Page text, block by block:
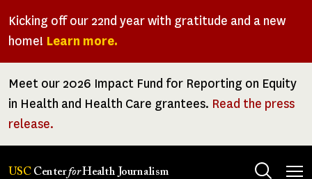
Kicking off our 22nd year with gratitude and a new
home! Learn more.
Meet our 2026 Impact Fund for Reporting on Equity
in Health and Health Care grantees. Read the press
release.
USC CenterforHealth Journalism